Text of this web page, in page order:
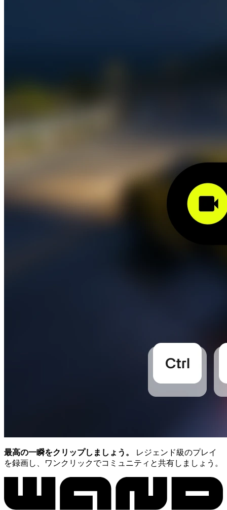
最高の一瞬をクリップしましょう。
レジェンド級のプレイ
を録画し、ワンクリックでコミュニティと共有しましょう。